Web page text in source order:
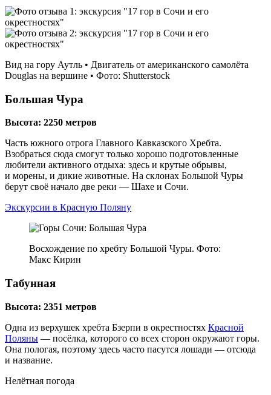
Вид на гору Аутль • Двигатель от американского самолёта
Douglas на вершине • Фото: Shutterstock
Большая Чура
Высота: 2250 метров
Часть южного отрога Главного Кавказского Хребта.
Взобраться сюда смогут только хорошо подготовленные
любители активного отдыха: здесь и крутые обрывы,
и морены, и дикие животные. На склонах Большой Чуры
берут своё начало две реки — Шахе и Сочи.
Экскурсии в Красную Поляну
Восхождение по хребту Большой Чуры. Фото:
Макс Кирин
Табунная
Высота: 2351 метров
Одна из верхушек хребта Бзерпи в окрестностях Красной
Поляны — посёлка, которого со всех сторон окружают горы.
Она пологая, поэтому здесь часто пасутся лошади — отсюда
и название.
Нелётная погода